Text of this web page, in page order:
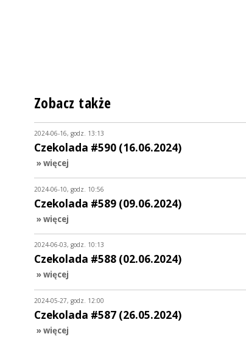
Zobacz także
2024-06-16, godz. 13:13
Czekolada #590 (16.06.2024)
» więcej
2024-06-10, godz. 10:56
Czekolada #589 (09.06.2024)
» więcej
2024-06-03, godz. 10:13
Czekolada #588 (02.06.2024)
» więcej
2024-05-27, godz. 12:00
Czekolada #587 (26.05.2024)
» więcej